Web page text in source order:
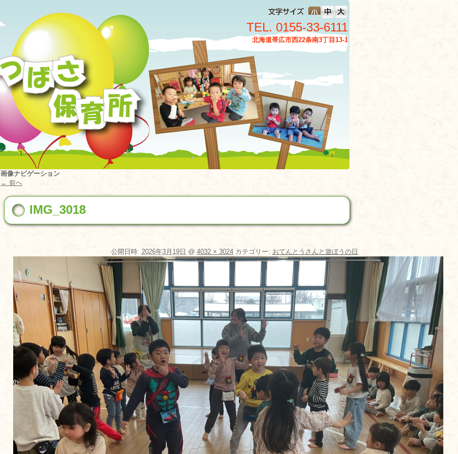
TEL. 0155-33-6111
北海道帯広市西22条南3丁目13-1
画像ナビゲーション
← 前へ
IMG_3018
公開日時: 2026年3月19日 @ 4032 × 3024 カテゴリー: おてんとうさんと遊ぼうの日